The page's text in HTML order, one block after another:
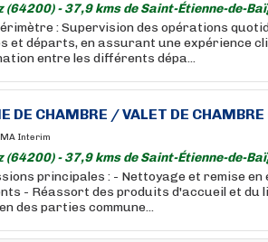
- 37,9 kms de Saint-Étienne-de-
: Supervision des opérations
et départs, en assurant une expérience
entre les différents dépa...
DE CHAMBRE / VALET DE
Interim
- 37,9 kms de Saint-Étienne-de-
principales : - Nettoyage et remise
- Réassort des produits d'accueil et du
des parties commune...